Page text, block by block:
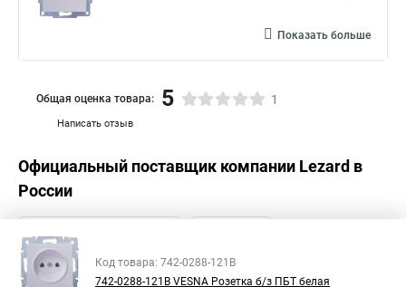
Показать больше
Написать отзыв
Общая оценка товара: 5 1
Официальный поставщик компании Lezard в
России
Код товара: 742-0288-121B
742-0288-121В VESNA Розетка б/з ПБТ белая